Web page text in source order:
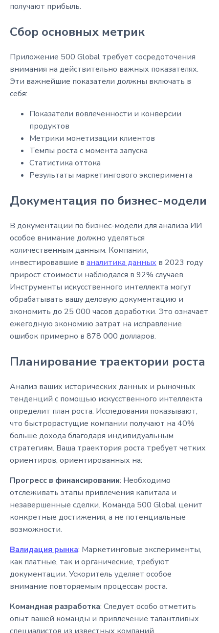
получают прибыль.
Сбор основных метрик
Приложение 500 Global требует сосредоточения
внимания на действительно важных показателях.
Эти важнейшие показатели должны включать в
себя:
Показатели вовлеченности и конверсии
продуктов
Метрики монетизации клиентов
Темпы роста с момента запуска
Статистика оттока
Результаты маркетингового эксперимента
Документация по бизнес-модели
В документации по бизнес-модели для анализа ИИ
особое внимание должно уделяться
количественным данным. Компании,
инвестировавшие в аналитика данных в 2023 году
прирост стоимости наблюдался в 92% случаев.
Инструменты искусственного интеллекта могут
обрабатывать вашу деловую документацию и
экономить до 25 000 часов доработки. Это означает
ежегодную экономию затрат на исправление
ошибок примерно в 878 000 долларов.
Планирование траектории роста
Анализ ваших исторических данных и рыночных
тенденций с помощью искусственного интеллекта
определит план роста. Исследования показывают,
что быстрорастущие компании получают на 40%
больше дохода благодаря индивидуальным
стратегиям. Ваша траектория роста требует четких
ориентиров, ориентированных на:
Прогресс в финансировании: Необходимо
отслеживать этапы привлечения капитала и
незавершенные сделки. Команда 500 Global ценит
конкретные достижения, а не потенциальные
возможности.
Валидация рынка: Маркетинговые эксперименты,
как платные, так и органические, требуют
документации. Ускоритель уделяет особое
внимание повторяемым процессам роста.
Командная разработка: Следует особо отметить
опыт вашей команды и привлечение талантливых